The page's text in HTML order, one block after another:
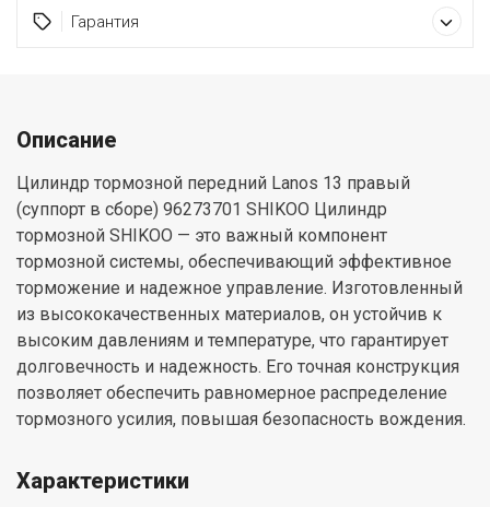
Гарантия
Описание
Цилиндр тормозной передний Lanos 13 правый
(суппорт в сборе) 96273701 SHIKOO Цилиндр
тормозной SHIKOO — это важный компонент
тормозной системы, обеспечивающий эффективное
торможение и надежное управление. Изготовленный
из высококачественных материалов, он устойчив к
высоким давлениям и температуре, что гарантирует
долговечность и надежность. Его точная конструкция
позволяет обеспечить равномерное распределение
тормозного усилия, повышая безопасность вождения.
Характеристики